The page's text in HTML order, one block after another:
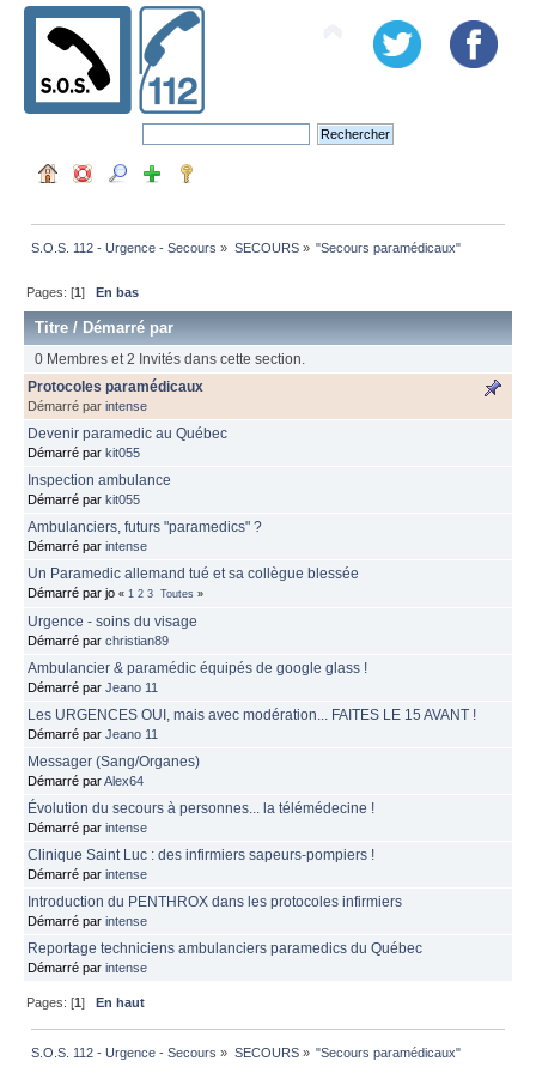
S.O.S. 112 - Urgence - Secours » SECOURS» "Secours paramédicaux"
Pages: [1]En bas
Titre /Démarré par
0 Membres et 2 Invités dans cette section.
Protocoles paramédicaux
Démarré par intense
Devenir paramedic au Québec
Démarré par kit055
Inspection ambulance
Démarré par kit055
Ambulanciers, futurs "paramedics" ?
Démarré par intense
Un Paramedic allemand tué et sa collègue blessée
Démarré par jo « 1 2 3 Toutes »
Urgence - soins du visage
Démarré par christian89
Ambulancier & paramédic équipés de google glass !
Démarré par Jeano 11
Les URGENCES OUI, mais avec modération... FAITES LE 15 AVANT !
Démarré par Jeano 11
Messager (Sang/Organes)
Démarré parAlex64
Évolution du secours à personnes... la télémédecine !
Démarré par intense
Clinique Saint Luc : des infirmiers sapeurs-pompiers !
Démarré par intense
Introduction du PENTHROX dans les protocoles infirmiers
Démarré par intense
Reportage techniciens ambulanciers paramedics du Québec
Démarré par intense
Pages: [1]En haut
S.O.S. 112 - Urgence - Secours » SECOURS» "Secours paramédicaux"